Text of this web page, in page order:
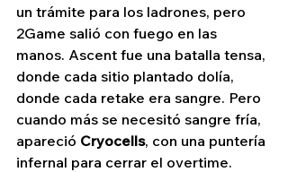
un trámite para los ladrones, pero
2Game salió con fuego en las
manos. Ascent fue una batalla tensa,
donde cada sitio plantado dolía,
donde cada retake era sangre. Pero
cuando más se necesitó sangre fría,
apareció Cryocells, con una puntería
infernal para cerrar el overtime.